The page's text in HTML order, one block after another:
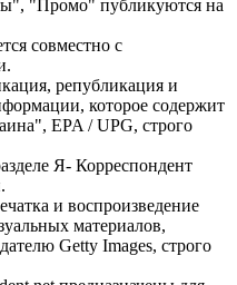
"Промо" публикуются на
совместно с
републикация и
которое содержит
EPA / UPG, строго
Я- Корреспондент
и воспроизведение
материалов,
Getty Images, строго